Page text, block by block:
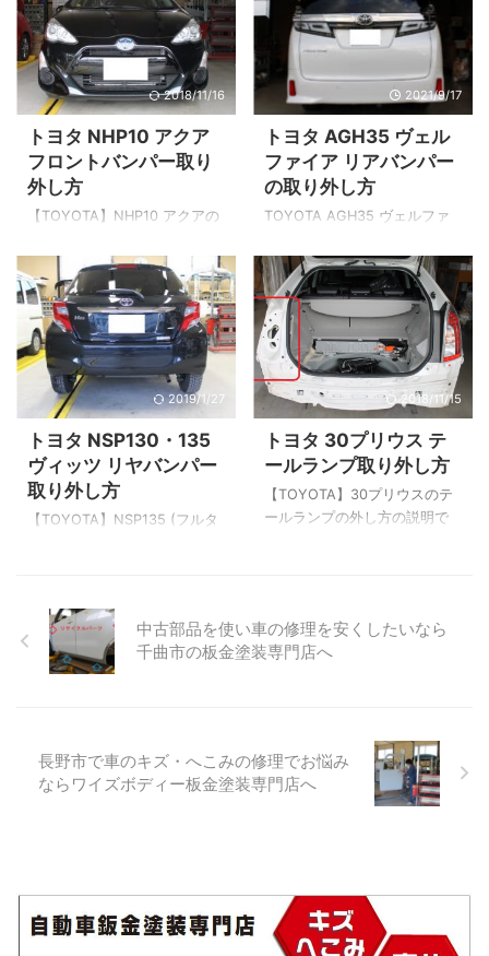
2018/11/16
トヨタ NHP10 アクア
フロントバンパー取り
外し方
【TOYOTA】NHP10 アクアの
方の説明です。 ボンネットを
開けます ボンネットを開ける
と赤丸のヶ所にクリップがあ
ります。 こちら3個外せばOK
です。 他のヶ所にも並列して
付いてますがバンパービーム
(バンパーステー)を止めている
クリップなので脱着には関係
ありません。 クリップはマイ
ナスドライバーのような先端
が細い工具で起こせば簡単に
とれます。 バンパー下のボル
10mm計8 ...
2021/9/17
トヨタ AGH35 ヴェル
ファイア リアバンパー
の取り外し方
TOYOTA AGH35 ヴェルファ
方を画像を使い詳しく説明し
ています。 バックドアを開け
てネジの位置を確認 ▲バック
ドアを開けた○印の場所にトル
クスT30のボルトが左右にあり
ます。 ▲トルクスT30 リア
バンパーサイドのクリップ位
置 ▲矢印の部分にクリップ、
○印の部分はツメで止まってい
るだけです。 ▲小さなクリッ
プなので破損しやすいです。
頭部分をマイナスドライバー
2019/1/27
トヨタ NSP130・135
ヴィッツ リヤバンパー
取り外し方
【TOYOTA】NSP135 (フルタ
イム4WD リヤバンパーの外し
方は一緒です。 ボルト・クリ
ップの位置を確認 バックドア
クリップで止まってます。 ス
クリューを外します ◯こちら
を取り外します。(左右) 外し
2018/11/15
トヨタ 30プリウス テ
ールランプ取り外し方
【TOYOTA】30プリウスのテ
ールランプの外し方の説明で
ンパーを外してその部分だけ
浮かせて外すことは可能で
にテールランプを外してみま
しょう！ リヤバンパー取外し
状態 ▼リヤバンパー取外し方
さな ...
中古部品を使い車の修理を安くしたいなら
千曲市の板金塗装専門店へ
長野市で車のキズ・へこみの修理でお悩み
ならワイズボディー板金塗装専門店へ